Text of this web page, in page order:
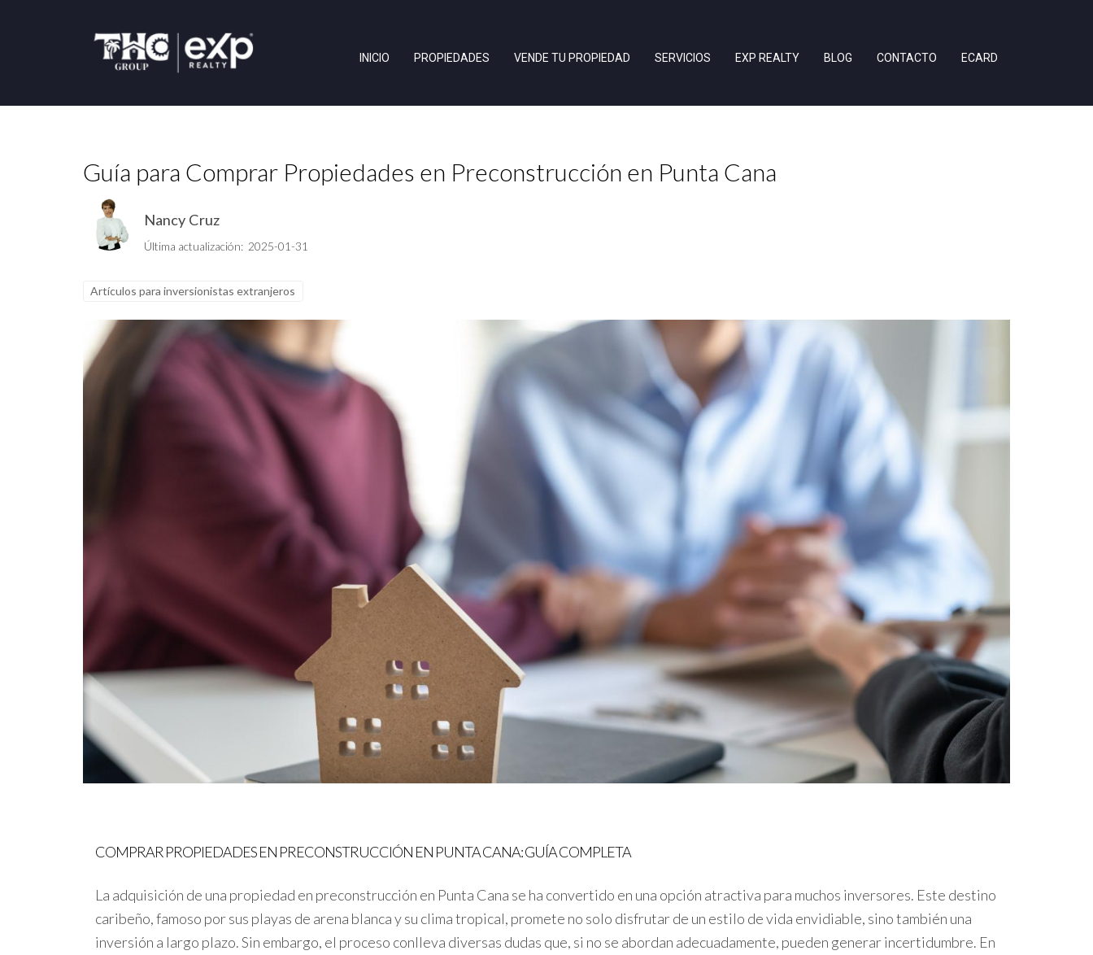
INICIO PROPIEDADES VENDE TU PROPIEDAD SERVICIOS EXP REALTY BLOG CONTACTO ECARD
Guía para Comprar Propiedades en Preconstrucción en Punta Cana
Nancy Cruz
Última actualización: 2025-01-31
Artículos para inversionistas extranjeros
COMPRAR PROPIEDADES EN PRECONSTRUCCIÓN EN PUNTA CANA: GUÍA COMPLETA
La adquisición de una propiedad en preconstrucción en Punta Cana se ha convertido en una opción atractiva para muchos inversores. Este destino
caribeño, famoso por sus playas de arena blanca y su clima tropical, promete no solo disfrutar de un estilo de vida envidiable, sino también una
inversión a largo plazo. Sin embargo, el proceso conlleva diversas dudas que, si no se abordan adecuadamente, pueden generar incertidumbre. En